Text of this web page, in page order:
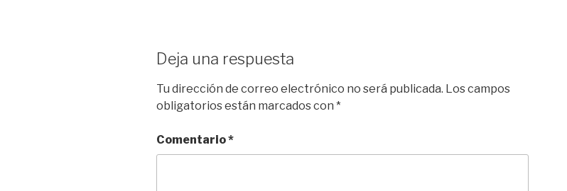
Deja una respuesta
Tu dirección de correo electrónico no será publicada. Los campos
obligatorios están marcados con *
Comentario*